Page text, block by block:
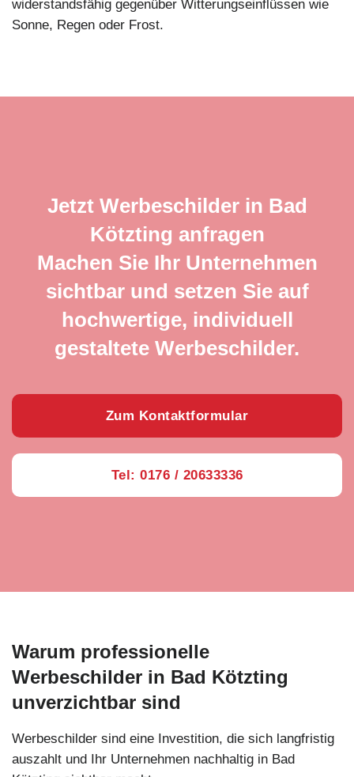
widerstandsfähig gegenüber Witterungseinflüssen wie
Sonne, Regen oder Frost.
Jetzt Werbeschilder in Bad
Kötzting anfragen
Machen Sie Ihr Unternehmen
sichtbar und setzen Sie auf
hochwertige, individuell
gestaltete Werbeschilder.
Zum Kontaktformular
Tel: 0176 / 20633336
Warum professionelle
Werbeschilder in Bad Kötzting
unverzichtbar sind
Werbeschilder sind eine Investition, die sich langfristig
auszahlt und Ihr Unternehmen nachhaltig in Bad